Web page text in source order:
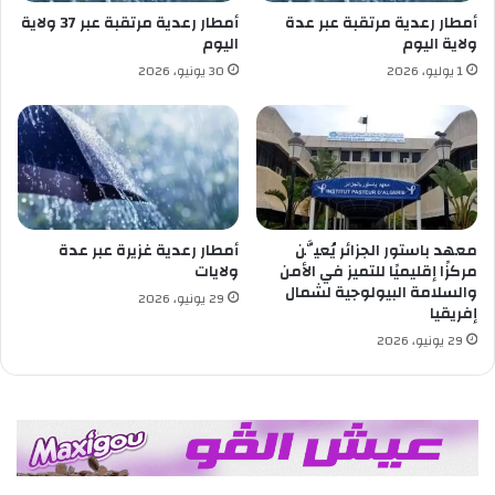
و
ت
ر
ب
ي
ة
ا
ل
م
و
ا
ش
ي
ح
ي
ا
ت
ت
ش
ر
ي
ع
ي
ا
ت
2
ج
و
ل
ة
أمطار رعدية مرتقبة عبر عدة
ولاية اليوم
1 يوليو، 2026
أمطار رعدية مرتقبة عبر 37 ولاية
اليوم
30 يونيو، 2026
معهد باستور الجزائر يُعيَّن
مركزًا إقليميًا للتميز في الأمن
والسلامة البيولوجية لشمال
إفريقيا
29 يونيو، 2026
أمطار رعدية غزيرة عبر عدة
ولايات
29 يونيو، 2026